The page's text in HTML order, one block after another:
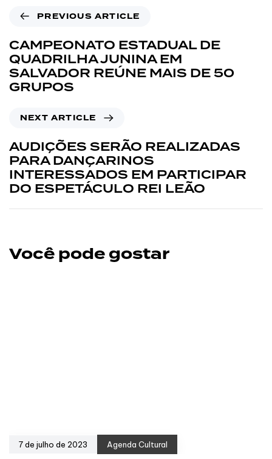
PREVIOUS ARTICLE
CAMPEONATO ESTADUAL DE
QUADRILHA JUNINA EM
SALVADOR REÚNE MAIS DE 50
GRUPOS
NEXT ARTICLE
AUDIÇÕES SERÃO REALIZADAS
PARA DANÇARINOS
INTERESSADOS EM PARTICIPAR
DO ESPETÁCULO REI LEÃO
Você pode gostar
7 de julho de 2023 Agenda Cultural